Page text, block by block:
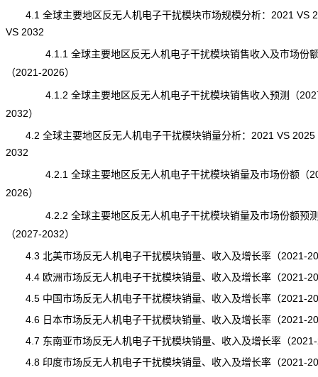
4.1 全球主要地区反无人机电子干扰模块市场规模分析：2021 VS
VS 2032
4.1.1 全球主要地区反无人机电子干扰模块销售收入及市场份
（2021-2026）
4.1.2 全球主要地区反无人机电子干扰模块销售收入预测（
2032）
4.2 全球主要地区反无人机电子干扰模块销量分析：2021 VS 2025
2032
4.2.1 全球主要地区反无人机电子干扰模块销量及市场份额（
2026）
4.2.2 全球主要地区反无人机电子干扰模块销量及市场份额预
（2027-2032）
4.3 北美市场反无人机电子干扰模块销量、收入及增长率（2021-
4.4 欧洲市场反无人机电子干扰模块销量、收入及增长率（2021-
4.5 中国市场反无人机电子干扰模块销量、收入及增长率（2021-
4.6 日本市场反无人机电子干扰模块销量、收入及增长率（2021-
4.7 东南亚市场反无人机电子干扰模块销量、收入及增长率（
4.8 印度市场反无人机电子干扰模块销量、收入及增长率（2021-